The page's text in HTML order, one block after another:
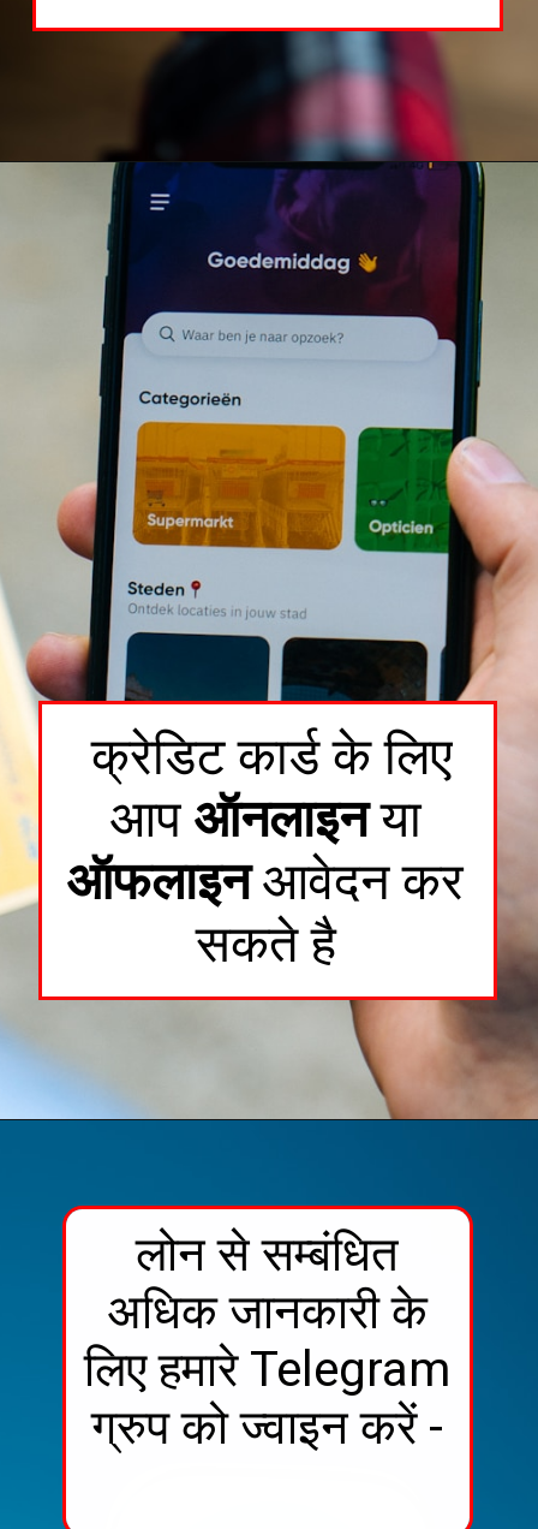
क्रेडिट कार्ड के लिए
आप ऑनलाइनया
ऑफलाइनआवेदन कर
सकते है
लोन से सम्बंधित
अधिक जानकारी के
लिए हमारे Telegram
ग्रुप को ज्वाइन करें -